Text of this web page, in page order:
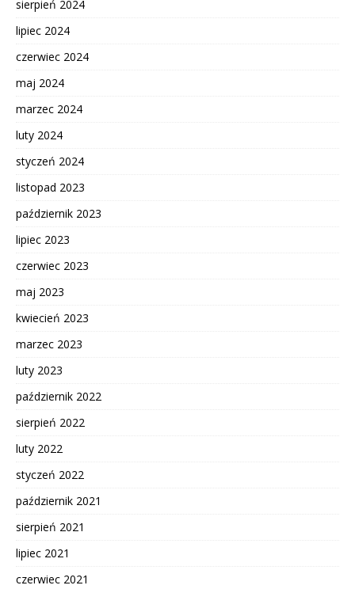
sierpień 2024
lipiec 2024
czerwiec 2024
maj 2024
marzec 2024
luty 2024
styczeń 2024
listopad 2023
październik 2023
lipiec 2023
czerwiec 2023
maj 2023
kwiecień 2023
marzec 2023
luty 2023
październik 2022
sierpień 2022
luty 2022
styczeń 2022
październik 2021
sierpień 2021
lipiec 2021
czerwiec 2021